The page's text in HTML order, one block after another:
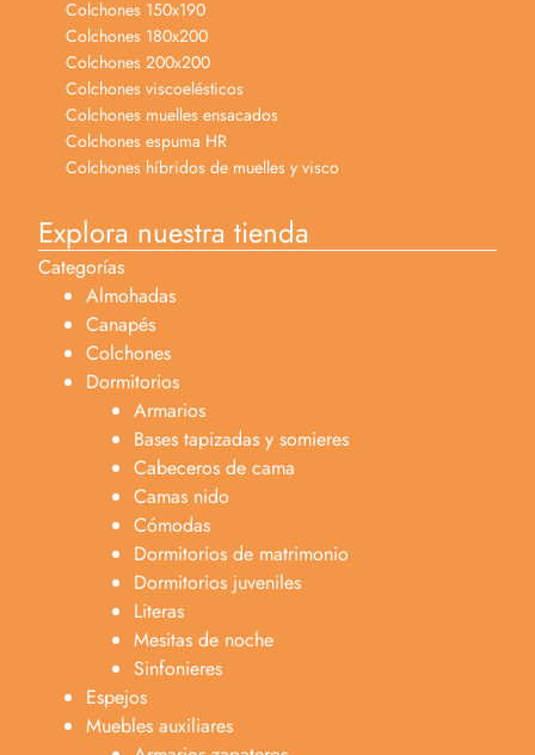
Colchones 150x190
Colchones 180x200
Colchones 200x200
Colchones viscoelésticos
Colchones muelles ensacados
Colchones espuma HR
Colchones híbridos de muelles y visco
Explora nuestra tienda
Categorías
Almohadas
Canapés
Colchones
Dormitorios
Armarios
Bases tapizadas y somieres
Cabeceros de cama
Camas nido
Cómodas
Dormitorios de matrimonio
Dormitorios juveniles
Literas
Mesitas de noche
Sinfonieres
Espejos
Muebles auxiliares